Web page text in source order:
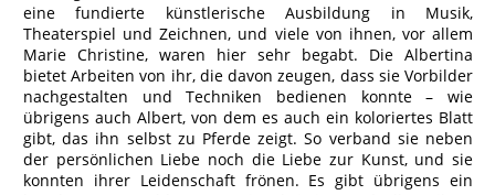
eine fundierte künstlerische Ausbildung in Musik,
Theaterspiel und Zeichnen, und viele von ihnen, vor allem
Marie Christine, waren hier sehr begabt. Die Albertina
bietet Arbeiten von ihr, die davon zeugen, dass sie Vorbilder
nachgestalten und Techniken bedienen konnte – wie
übrigens auch Albert, von dem es auch ein koloriertes Blatt
gibt, das ihn selbst zu Pferde zeigt. So verband sie neben
der persönlichen Liebe noch die Liebe zur Kunst, und sie
konnten ihrer Leidenschaft frönen. Es gibt übrigens ein